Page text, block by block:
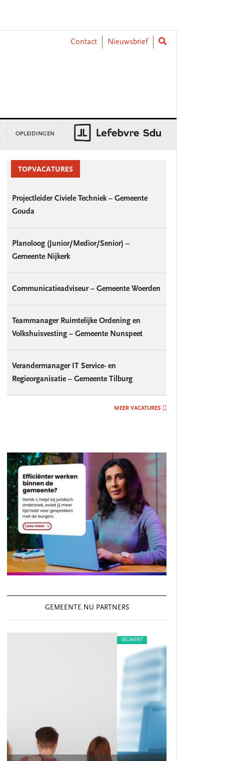
Contact
Nieuwsbrief
OPLEIDINGEN
SidebarTOPVACATURES
Projectleider Civiele Techniek – Gemeente
Gouda
Planoloog (Junior/Medior/Senior) –
Gemeente Nijkerk
Communicatieadviseur – Gemeente Woerden
Teammanager Ruimtelijke Ordening en
Volkshuisvesting – Gemeente Nunspeet
Verandermanager IT Service- en
Regieorganisatie – Gemeente Tilburg
MEER VACATURES
GEMEENTE.NU PARTNERS